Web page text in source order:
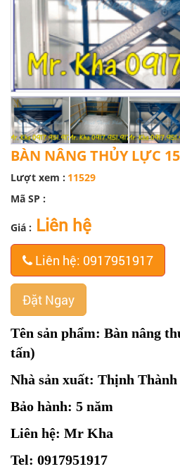
BÀN NÂNG THỦY LỰC
Lượt xem : 11529
Mã SP :
Giá : Liên hệ
Liên hệ: 0917951917
Đặt Ngay
Tên sản phẩm: Bàn nâng
tấn)
Nhà sản xuất: Thịnh Thành
Bảo hành: 5 năm
Liên hệ: Mr Kha
Tel: 0917951917